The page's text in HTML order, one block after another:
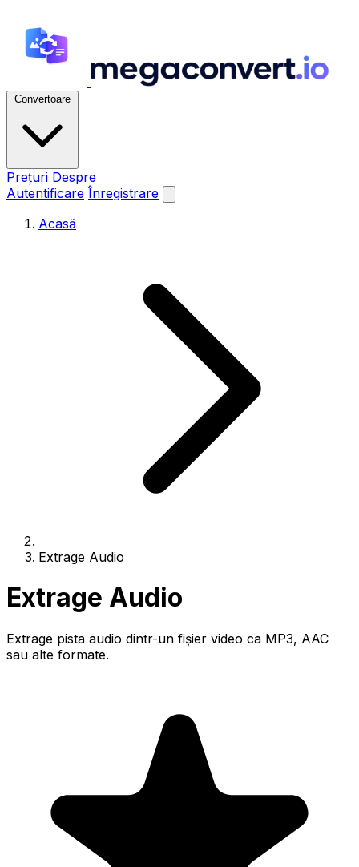
Convertoare
Prețuri Despre
Autentificare Înregistrare
Acasă
Extrage Audio
Extrage Audio
Extrage pista audio dintr-un fișier video ca MP3, AAC
sau alte formate.